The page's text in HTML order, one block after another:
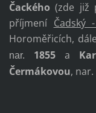
Čackého (zde již
příjmení Čadský
Horoměřicích, dále
nar.
1855 a
Čermákovou, nar.